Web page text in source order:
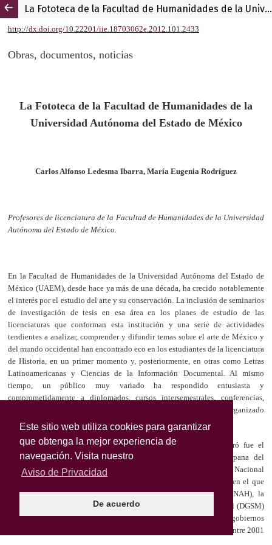
Este sitio web utiliza cookies para garantizar
que obtenga la mejor experiencia de
navegación. Visita nuestro
Aviso de Privacidad
De acuerdo
La Fototeca de la Facultad de Humanidades de la Universidad Autónoma del Estado de México